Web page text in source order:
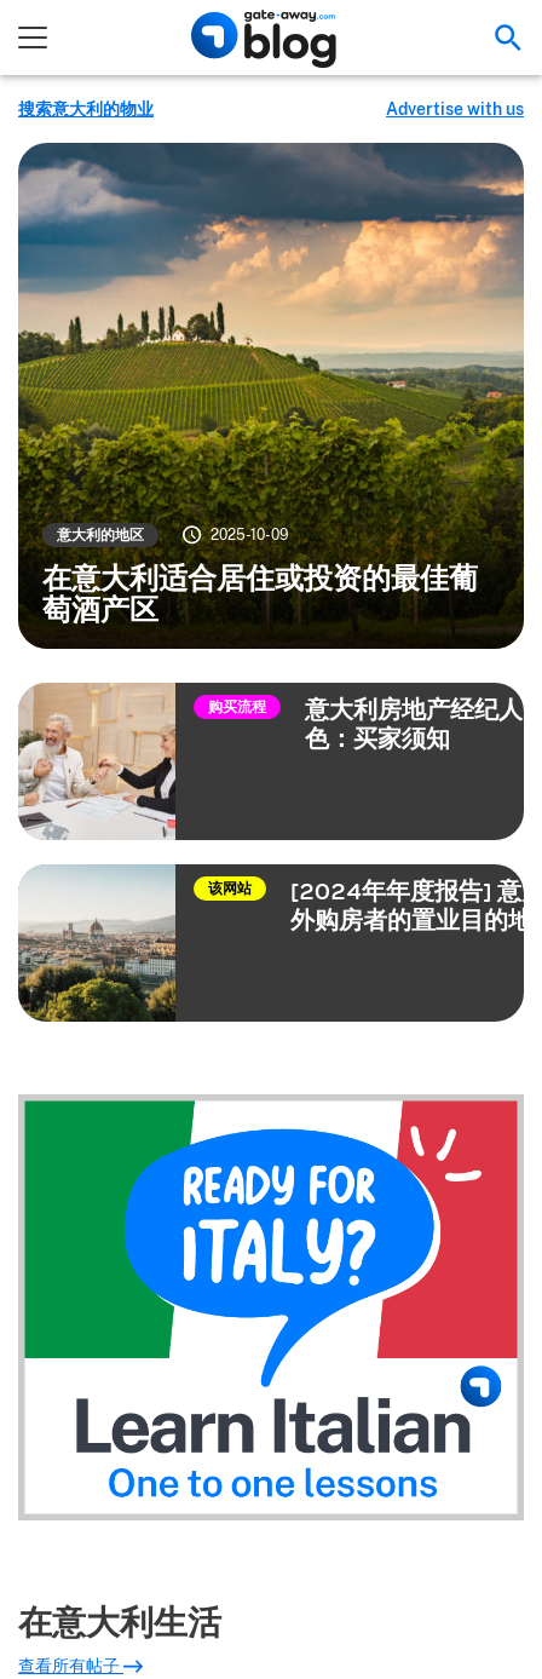
搜索意大利的物业 Advertise with us
意大利的地区 2025-10-09
在意大利适合居住或投资的最佳葡
萄酒产区
购买流程
意大利房地产经纪人
色：买家须知
该网站
[2024年年度报告] 意
外购房者的置业目的地
在意大利生活
查看所有帖子